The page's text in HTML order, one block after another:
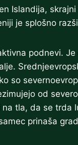
Islandija,
je splošno
podnevi. Je
so
od
tla, da se
prinaša